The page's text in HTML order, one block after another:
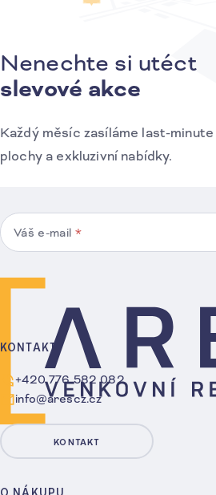
Přihlášení k odběru novinek
Nenechte si utéct
slevové akce
Každý měsíc zasíláme last-
plochy a exkluzivní nabídky.
Váš e-mail *
O NÁKUPU
KONTAKT
+420 776 582 082
info@arescz.cz
KONTAKT